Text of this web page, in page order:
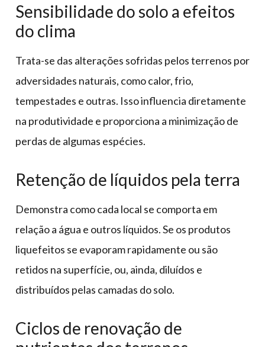
Sensibilidade do solo a efeitos
do clima
Trata-se das alterações sofridas pelos terrenos por
adversidades naturais, como calor, frio,
tempestades e outras. Isso influencia diretamente
na produtividade e proporciona a minimização de
perdas de algumas espécies.
Retenção de líquidos pela terra
Demonstra como cada local se comporta em
relação a água e outros líquidos. Se os produtos
liquefeitos se evaporam rapidamente ou são
retidos na superfície, ou, ainda, diluídos e
distribuídos pelas camadas do solo.
Ciclos de renovação de